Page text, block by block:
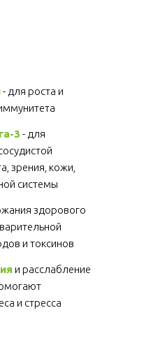
- для роста и
3 - для
зрения, кожи,
системы
здорового
и токсинов
и расслабление
и стресса